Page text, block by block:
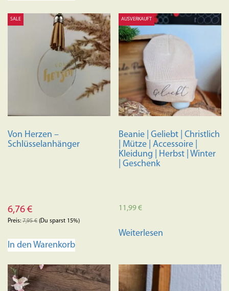
SALE
Von Herzen –
Schlüsselanhänger
6,76 €
Preis: 7,95€ (Du sparst 15%)
In den Warenkorb
AUSVERKAUFT
Beanie | Geliebt | Christlich
| Mütze | Accessoire |
Kleidung | Herbst | Winter
| Geschenk
11,99€
Weiterlesen